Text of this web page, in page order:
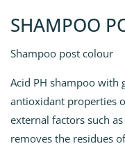
SHAMPOO
Shampoo post colour
Acid PH shampoo with
antioxidant properties
external factors such
removes the residues